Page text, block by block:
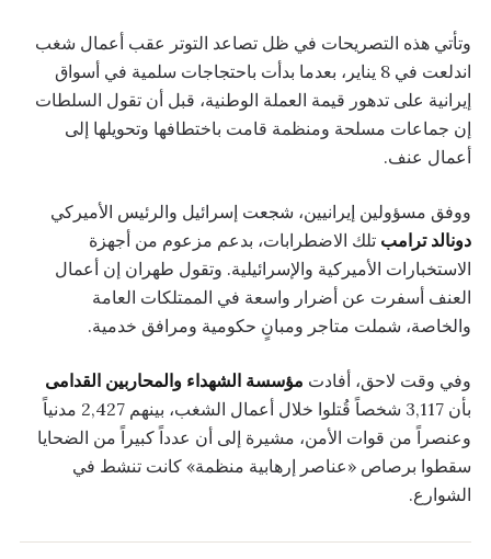
وتأتي هذه التصريحات في ظل تصاعد التوتر عقب أعمال شغب
اندلعت في 8 يناير، بعدما بدأت باحتجاجات سلمية في أسواق
إيرانية على تدهور قيمة العملة الوطنية، قبل أن تقول السلطات
إن جماعات مسلحة ومنظمة قامت باختطافها وتحويلها إلى
أعمال عنف.
ووفق مسؤولين إيرانيين، شجعت إسرائيل والرئيس الأميركي
دونالد ترامب تلك الاضطرابات، بدعم مزعوم من أجهزة
الاستخبارات الأميركية والإسرائيلية. وتقول طهران إن أعمال
العنف أسفرت عن أضرار واسعة في الممتلكات العامة
والخاصة، شملت متاجر ومبانٍ حكومية ومرافق خدمية.
وفي وقت لاحق، أفادت مؤسسة الشهداء والمحاربين القدامى
بأن 3,117 شخصاً قُتلوا خلال أعمال الشغب، بينهم 2,427 مدنياً
وعنصراً من قوات الأمن، مشيرة إلى أن عدداً كبيراً من الضحايا
سقطوا برصاص «عناصر إرهابية منظمة» كانت تنشط في
الشوارع.